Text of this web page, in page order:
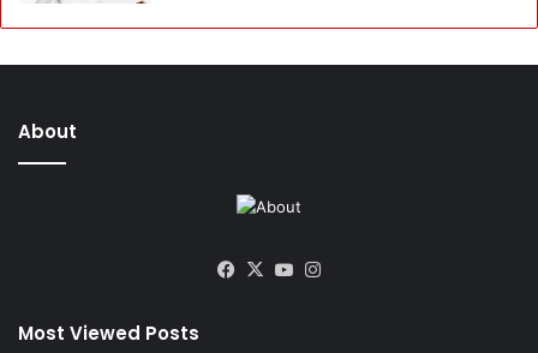
About
Facebook
X YouTube
Most Viewed Posts